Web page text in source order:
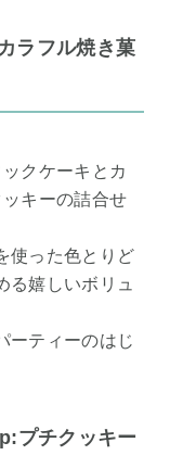
ラフル焼き菓
クケーキとカ
キーの詰合せ
使った色とりど
る嬉しいボリュ
ーティーのはじ
プチクッキー